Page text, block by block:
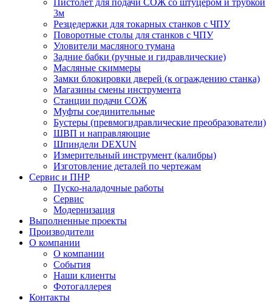
Пистолет для подачи СОЖ со штуцером и трубкой
3м
Резцедержки для токарных станков с ЧПУ
Поворотные столы для станков с ЧПУ
Уловители масляного тумана
Задние бабки (ручные и гидравлические)
Масляные скиммеры
Замки блокировки дверей (к ограждению станка)
Магазины смены инструмента
Станции подачи СОЖ
Муфты соединительные
Бустеры (превмогидравлические преобразователи)
ШВП и направляющие
Шпиндели DEXUN
Измерительный инструмент (калибры)
Изготовление деталей по чертежам
Сервис и ПНР
Пуско-наладочные работы
Сервис
Модернизация
Выполненные проекты
Производители
О компании
О компании
События
Наши клиенты
Фотогаллерея
Контакты